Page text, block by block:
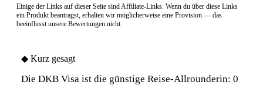
Einige der Links auf dieser Seite sind Affiliate-Links. Wenn du über diese Links
ein Produkt beantragst, erhalten wir möglicherweise eine Provision — das
beeinflusst unsere Bewertungen nicht.
◆ Kurz gesagt
Die DKB Visa ist die günstige Reise-Allrounderin: 0